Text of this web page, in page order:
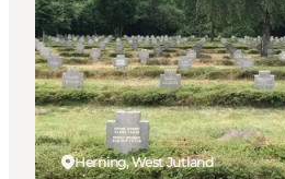
Quoi faire
Hébergements
Planifiez votre voyage
Herning, West Jutland